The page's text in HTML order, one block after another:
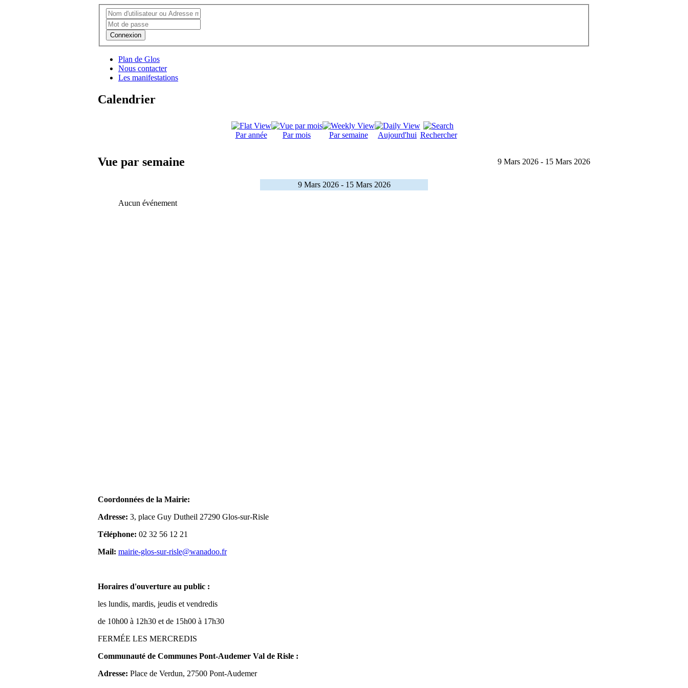
Connexion
Plan de Glos
Nous contacter
Les manifestations
Calendrier
Par année Par mois Par semaine Aujourd'hui Rechercher
Vue par semaine 9 Mars 2026 - 15 Mars 2026
9 Mars 2026 - 15 Mars 2026
Aucun événement
Coordonnées de la Mairie:
Adresse: 3, place Guy Dutheil 27290 Glos-sur-Risle
Téléphone: 02 32 56 12 21
Mail: mairie-glos-sur-risle@wanadoo.fr
Horaires d'ouverture au public :
les lundis, mardis, jeudis et vendredis
de 10h00 à 12h30 et de 15h00 à 17h30
FERMÉE LES MERCREDIS
Communauté de Communes Pont-Audemer Val de Risle :
Adresse: Place de Verdun, 27500 Pont-Audemer